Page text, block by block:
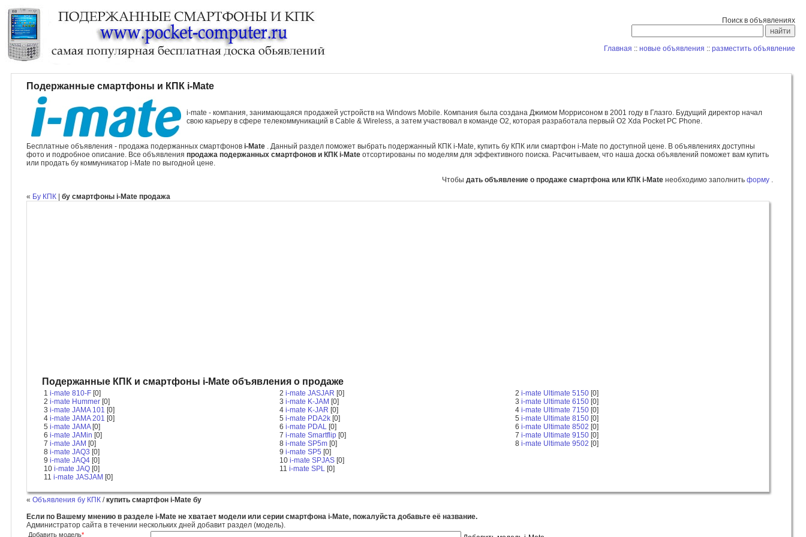
Поиск в объявлениях
Главная :: новые объявления :: разместить объявление
Подержанные смартфоны и КПК i-Mate
i-mate - компания, занимающаяся продажей устройств на Windows Mobile. Компания была создана Джимом Моррисоном в 2001 году в Глазго. Будущий директор начал
свою карьеру в сфере телекоммуникаций в Cable & Wireless, а затем участвовал в команде O2, которая разработала первый O2 Xda Pocket PC Phone.
Бесплатные объявления - продажа подержанных смартфонов i-Mate . Данный раздел поможет выбрать подержанный КПК i-Mate, купить бу КПК или смартфон i-Mate по доступной цене. В объявлениях доступны
фото и подробное описание. Все объявления продажа подержанных смартфонов и КПК i-Mate отсортированы по моделям для эффективного поиска. Расчитываем, что наша доска объявлений поможет вам купить
или продать бу коммуникатор i-Mate по выгодной цене.
Чтобы дать объявление о продаже смартфона или КПК i-Mate необходимо заполнить форму .
« Бу КПК бу смартфоны i-Mate продажа
Подержанные КПК и смартфоны i-Mate объявления о продаже
1 i-mate 810-F [0]
2 i-mate Hummer [0]
3 i-mate JAMA 101 [0]
4 i-mate JAMA 201 [0]
5 i-mate JAMA[0]
6 i-mate JAMin [0]
7 i-mate JAM [0]
8 i-mate JAQ3 [0]
9 i-mate JAQ4 [0]
10 i-mate JAQ [0]
11 i-mate JASJAM [0]
2 i-mate JASJAR [0]
3 i-mate K-JAM [0]
4 i-mate K-JAR [0]
5 i-mate PDA2k [0]
6 i-mate PDAL [0]
7 i-mate Smartflip [0]
8 i-mate SP5m [0]
9 i-mate SP5 [0]
10 i-mate SPJAS [0]
11 i-mate SPL [0]
2 i-mate Ultimate 5150 [0]
3 i-mate Ultimate 6150 [0]
4 i-mate Ultimate 7150 [0]
5 i-mate Ultimate 8150 [0]
6 i-mate Ultimate 8502 [0]
7 i-mate Ultimate 9150 [0]
8 i-mate Ultimate 9502 [0]
« Объявления бу КПК /купить смартфон i-Mate бу
Если по Вашему мнению в разделе i-Mate не хватает модели или серии смартфона i-Mate, пожалуйста добавьте её название.
Администратор сайта в течении нескольких дней добавит раздел (модель).
Добавить модель*